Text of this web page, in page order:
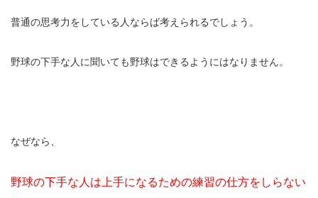
普通の思考力をしている人ならば考えられるでしょう。
野球の下手な人に聞いても野球はできるようにはなりません。
なぜなら、
野球の下手な人は上手になるための練習の仕方をしらない